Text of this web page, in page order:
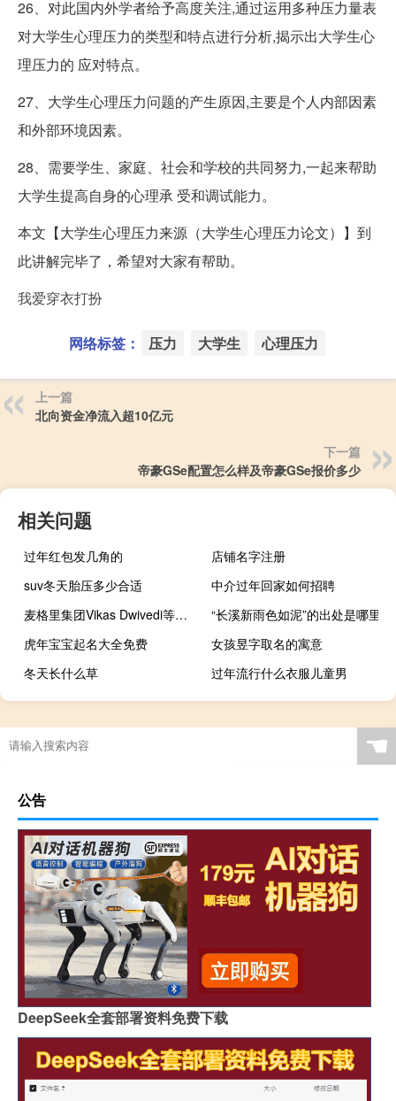
26、对此国内外学者给予高度关注,通过运用多种压力量表
对大学生心理压力的类型和特点进行分析,揭示出大学生心
理压力的 应对特点。
27、大学生心理压力问题的产生原因,主要是个人内部因素
和外部环境因素。
28、需要学生、家庭、社会和学校的共同努力,一起来帮助
大学生提高自身的心理承 受和调试能力。
本文【大学生心理压力来源（大学生心理压力论文）】到
此讲解完毕了，希望对大家有帮助。
我爱穿衣打扮
网络标签： 压力 大学生 心理压力
上一篇
北向资金净流入超10亿元
下一篇
帝豪GSe配置怎么样及帝豪GSe报价多少
相关问题
过年红包发几角的
店铺名字注册
suv冬天胎压多少合适
中介过年回家如何招聘
麦格里集团Vikas Dwivedi等策略师：充满焦虑情绪的原油市场应该更加侧重于关注供应增长问题而不是美国通胀率继续推高物价等需求端的前景
“长溪新雨色如泥”的出处是哪里
虎年宝宝起名大全免费
女孩昱字取名的寓意
冬天长什么草
过年流行什么衣服儿童男
☚
公告
DeepSeek全套部署资料免费下载